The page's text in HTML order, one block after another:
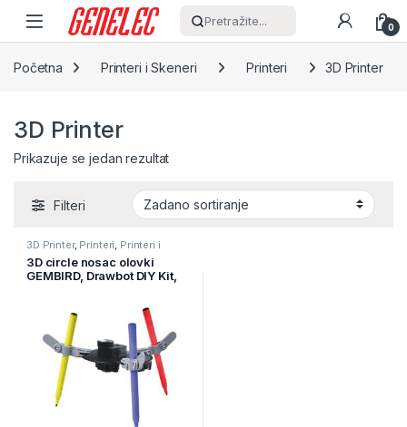
Skip to navigation
Skip to content
Pretražite... 0
Početna Printeri i Skeneri Printeri 3D Printer
3D Printer
Prikazuje se jedan rezultat
Filteri
3D Printer, Printeri, Printeri i
3D circle nosac olovki
GEMBIRD, Drawbot DIY Kit,